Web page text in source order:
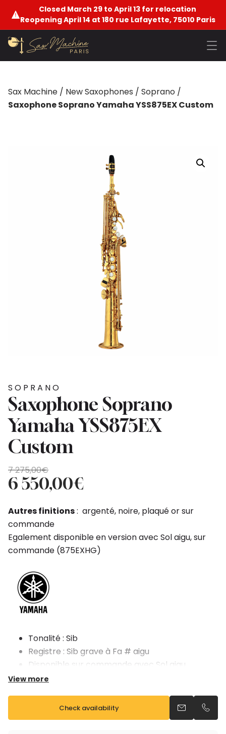
Closed March 29 to April 13 for relocation
Reopening April 14 at 180 rue Lafayette, 75010 Paris
Sax Machine / New Saxophones / Soprano /
Saxophone Soprano Yamaha YSS875EX Custom
SOPRANO
Saxophone Soprano
Yamaha YSS875EX
Custom
7 275,00€
Original
price
was:
7
275,00€.
6 550,00€
Current
price
is:
6
550,00€.
Autres finitions: argenté, noire, plaqué or sur
commande
Egalement disponible en version avec Sol aigu, sur
commande (875EXHG)
Tonalité : Sib
Registre : Sib grave à Fa # aigu
Disponible sur commande avec Sol aigu
Support pouce réglable
Ressorts aiguille résistants à la corrosion
Vendu avec étui et bec Custom
View more
Check availability Send anCall